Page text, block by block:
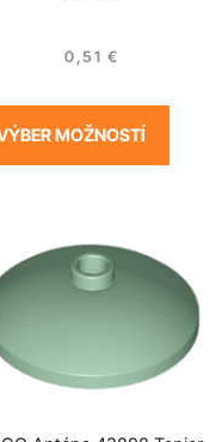
0,51 €
MOŽNOSTÍ